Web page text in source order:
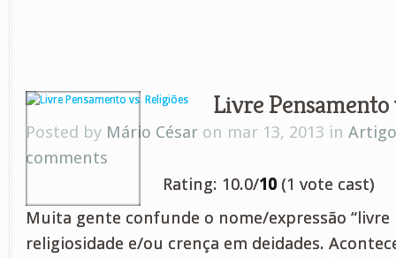
Livre Pensamento
Posted by Mário César on mar 13, 2013 in
comments
Rating: 10.0/10 (1 vote cast)
Muita gente confunde o nome/expressão “livre
religiosidade e/ou crença em deidades.